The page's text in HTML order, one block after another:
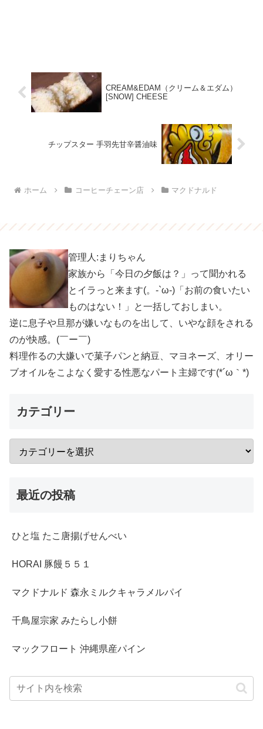
CREAM&EDAM（クリーム＆エダム）
[SNOW] CHEESE
チップスター 手羽先甘辛醤油味
ホーム コーヒーチェーン店 マクドナルド
管理人:まりちゃん
家族から「今日の夕飯は？」って聞かれる
とイラっと来ます(。-`ω-)「お前の食いたい
ものはない！」と一括しておしまい。
逆に息子や旦那が嫌いなものを出して、いやな顔をされる
のが快感。(￣ー￣)
料理作るの大嫌いで菓子パンと納豆、マヨネーズ、オリー
ブオイルをこよなく愛する性悪なパート主婦です(*´ω｀*)
カテゴリー
最近の投稿
ひと塩 たこ唐揚げせんべい
HORAI 豚饅５５１
マクドナルド 森永ミルクキャラメルパイ
千鳥屋宗家 みたらし小餅
マックフロート 沖縄県産パイン